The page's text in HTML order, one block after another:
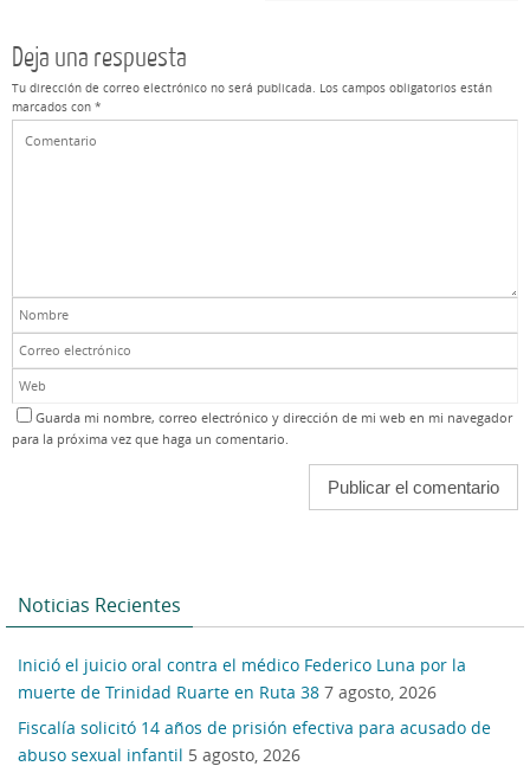
Deja una respuesta
Tu dirección de correo electrónico no será publicada. Los campos obligatorios están
marcados con *
Guarda mi nombre, correo electrónico y dirección de mi web en mi navegador
para la próxima vez que haga un comentario.
Noticias Recientes
Inició el juicio oral contra el médico Federico Luna por la
muerte de Trinidad Ruarte en Ruta 38 7 agosto, 2026
Fiscalía solicitó 14 años de prisión efectiva para acusado de
abuso sexual infantil 5 agosto, 2026